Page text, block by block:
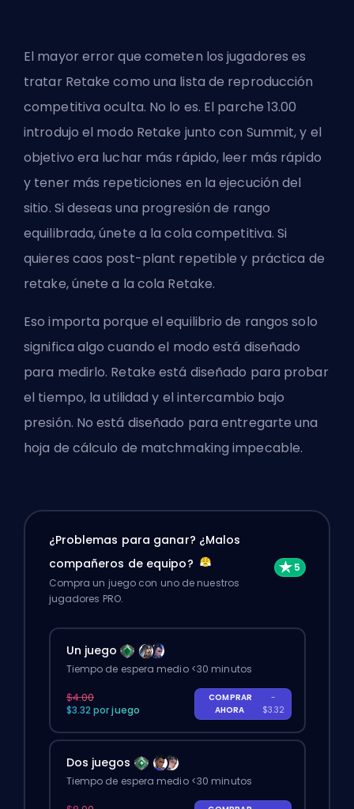
El mayor error que cometen los jugadores es
tratar Retake como una lista de reproducción
competitiva oculta. No lo es. El parche 13.00
introdujo el modo Retake junto con Summit, y el
objetivo era luchar más rápido, leer más rápido
y tener más repeticiones en la ejecución del
sitio. Si deseas una progresión de rango
equilibrada, únete a la cola competitiva. Si
quieres caos post-plant repetible y práctica de
retake, únete a la cola Retake.
Eso importa porque el equilibrio de rangos solo
significa algo cuando el modo está diseñado
para medirlo. Retake está diseñado para probar
el tiempo, la utilidad y el intercambio bajo
presión. No está diseñado para entregarte una
hoja de cálculo de matchmaking impecable.
¿Problemas para ganar? ¿Malos
compañeros de equipo?
Compra un juego con uno de nuestros
jugadores PRO.
Un juego
Tiempo de espera medio <30 minutos
$4.00
$3.32 por juego
COMPRAR
AHORA
-
$3.32
Dos juegos
Tiempo de espera medio <30 minutos